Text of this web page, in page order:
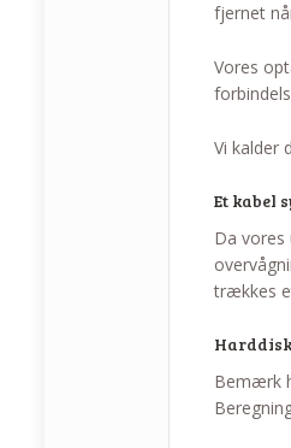
fjernet
Vores
Vi kalder
Et kabel
Da vores
trækkes
Harddisk
Bemærk